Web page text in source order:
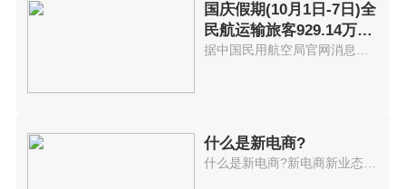
国庆假期(10月1日-7日)全
民航运输旅客929.14万人
次
什么是新电商?
什么是新电商?新电商新业态持续...